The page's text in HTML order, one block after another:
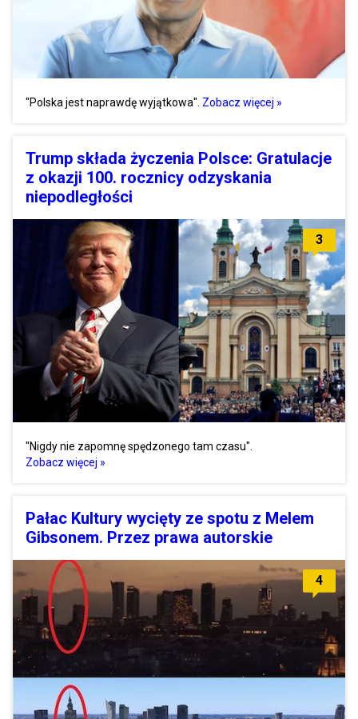
"Polska jest naprawdę wyjątkowa". Zobacz więcej »
Trump składa życzenia Polsce: Gratulacje
z okazji 100. rocznicy odzyskania
niepodległości
3
"Nigdy nie zapomnę spędzonego tam czasu".
Zobacz więcej »
Pałac Kultury wycięty ze spotu z Melem
Gibsonem. Przez prawa autorskie
4